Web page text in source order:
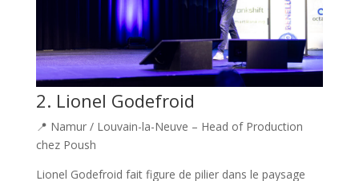
2. Lionel Godefroid
📍 Namur / Louvain-la-Neuve – Head of Production
chez Poush
Lionel Godefroid fait figure de pilier dans le paysage